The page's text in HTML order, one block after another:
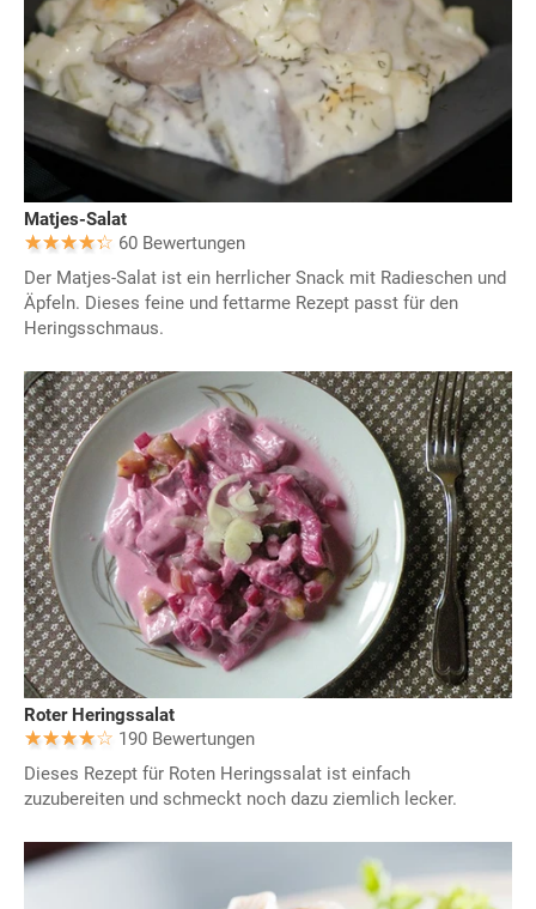
Matjes-Salat
60 Bewertungen
Der Matjes-Salat ist ein herrlicher Snack mit Radieschen und
Äpfeln. Dieses feine und fettarme Rezept passt für den
Heringsschmaus.
Roter Heringssalat
190 Bewertungen
Dieses Rezept für Roten Heringssalat ist einfach
zuzubereiten und schmeckt noch dazu ziemlich lecker.